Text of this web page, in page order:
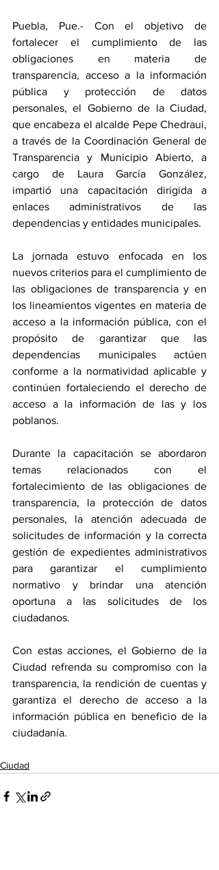
Puebla, Pue.- Con el objetivo de
fortalecer el cumplimiento de las
obligaciones en materia de
transparencia, acceso a la información
pública y protección de datos
personales, el Gobierno de la Ciudad,
que encabeza el alcalde Pepe Chedraui,
a través de la Coordinación General de
Transparencia y Municipio Abierto, a
cargo de Laura García González,
impartió una capacitación dirigida a
enlaces administrativos de las
dependencias y entidades municipales.
La jornada estuvo enfocada en los
nuevos criterios para el cumplimiento de
las obligaciones de transparencia y en
los lineamientos vigentes en materia de
acceso a la información pública, con el
propósito de garantizar que las
dependencias municipales actúen
conforme a la normatividad aplicable y
continúen fortaleciendo el derecho de
acceso a la información de las y los
poblanos.
Durante la capacitación se abordaron
temas relacionados con el
fortalecimiento de las obligaciones de
transparencia, la protección de datos
personales, la atención adecuada de
solicitudes de información y la correcta
gestión de expedientes administrativos
para garantizar el cumplimiento
normativo y brindar una atención
oportuna a las solicitudes de los
ciudadanos.
Con estas acciones, el Gobierno de la
Ciudad refrenda su compromiso con la
transparencia, la rendición de cuentas y
garantiza el derecho de acceso a la
información pública en beneficio de la
ciudadanía.
Ciudad